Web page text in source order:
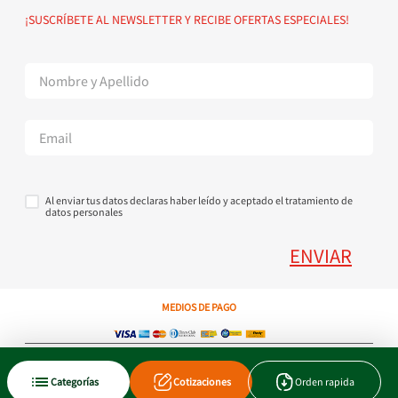
Categorías Cotizaciones Orden rapida
Suscribete al Newsletter
Superintendencia de Industria y Comercio
¡SUSCRÍBETE AL NEWSLETTER Y RECIBE OFERTAS ESPECIALES!
Al enviar tus datos declaras haber leído y aceptado el tratamiento de
datos personales
ENVIAR
MEDIOS DE PAGO
Copyright © 2023 JEN SA. Derechos Reservados. Util.com.co.